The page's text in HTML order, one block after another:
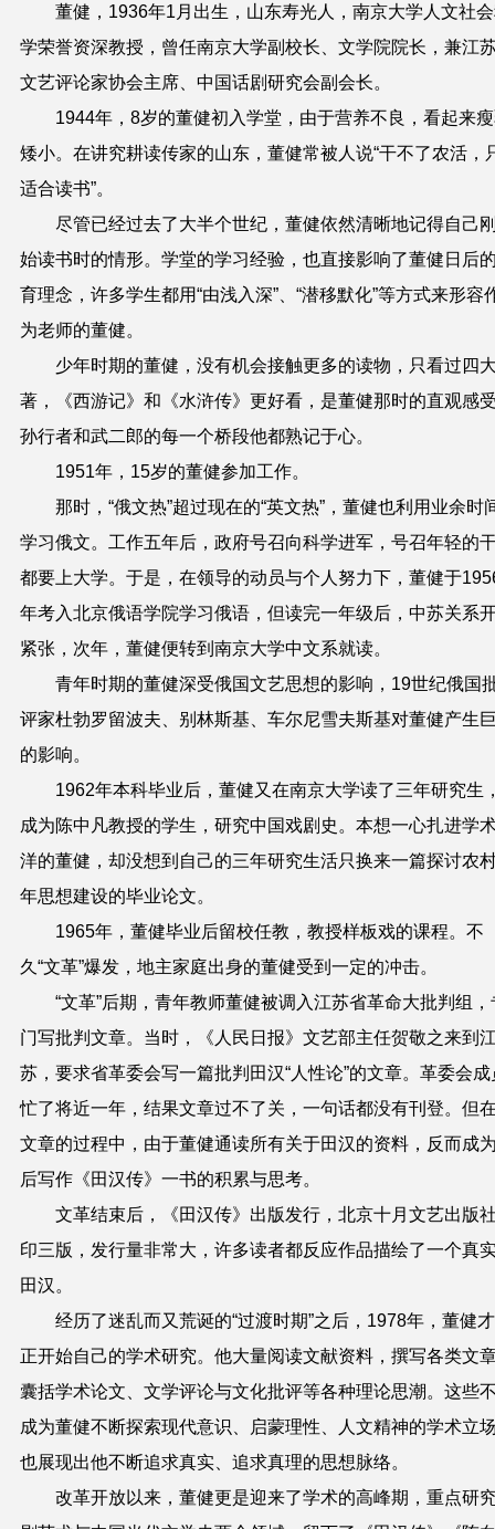
董健，1936年1月出生，山东寿光人，南京大学人文社
学荣誉资深教授，曾任南京大学副校长、文学院院长，兼江
文艺评论家协会主席、中国话剧研究会副会长。
1944年，8岁的董健初入学堂，由于营养不良，看起来
矮小。在讲究耕读传家的山东，董健常被人说“干不了农活，
适合读书”。
尽管已经过去了大半个世纪，董健依然清晰地记得自己
始读书时的情形。学堂的学习经验，也直接影响了董健日后
育理念，许多学生都用“由浅入深”、“潜移默化”等方式来形容
为老师的董健。
少年时期的董健，没有机会接触更多的读物，只看过四
著，《西游记》和《水浒传》更好看，是董健那时的直观感
孙行者和武二郎的每一个桥段他都熟记于心。
1951年，15岁的董健参加工作。
那时，“俄文热”超过现在的“英文热”，董健也利用业余时
学习俄文。工作五年后，政府号召向科学进军，号召年轻的
都要上大学。于是，在领导的动员与个人努力下，董健于
年考入北京俄语学院学习俄语，但读完一年级后，中苏关系
紧张，次年，董健便转到南京大学中文系就读。
青年时期的董健深受俄国文艺思想的影响，19世纪俄国
评家杜勃罗留波夫、别林斯基、车尔尼雪夫斯基对董健产生
的影响。
1962年本科毕业后，董健又在南京大学读了三年研究生
成为陈中凡教授的学生，研究中国戏剧史。本想一心扎进学
洋的董健，却没想到自己的三年研究生活只换来一篇探讨农
年思想建设的毕业论文。
1965年，董健毕业后留校任教，教授样板戏的课程。不
久“文革”爆发，地主家庭出身的董健受到一定的冲击。
“文革”后期，青年教师董健被调入江苏省革命大批判组，
门写批判文章。当时，《人民日报》文艺部主任贺敬之来到
苏，要求省革委会写一篇批判田汉“人性论”的文章。革委会成
忙了将近一年，结果文章过不了关，一句话都没有刊登。但
文章的过程中，由于董健通读所有关于田汉的资料，反而成
后写作《田汉传》一书的积累与思考。
文革结束后，《田汉传》出版发行，北京十月文艺出版
印三版，发行量非常大，许多读者都反应作品描绘了一个真
田汉。
经历了迷乱而又荒诞的“过渡时期”之后，1978年，董健
正开始自己的学术研究。他大量阅读文献资料，撰写各类文
囊括学术论文、文学评论与文化批评等各种理论思潮。这些
成为董健不断探索现代意识、启蒙理性、人文精神的学术立
也展现出他不断追求真实、追求真理的思想脉络。
改革开放以来，董健更是迎来了学术的高峰期，重点研